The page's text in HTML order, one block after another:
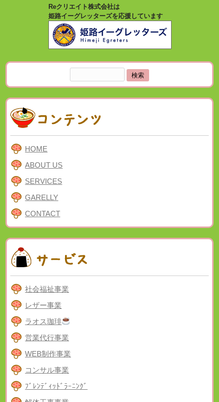
Reクリエイト株式会社は
姫路イーグレッターズを応援しています
索:
HOME
ABOUT US
SERVICES
GARELLY
CONTACT
社会福祉事業
レザー事業
ラオス珈琲
営業代行事業
WEB制作事業
コンサル事業
ﾌﾞﾚﾝﾃﾞｨｯﾄﾞﾗｰﾆﾝｸﾞ